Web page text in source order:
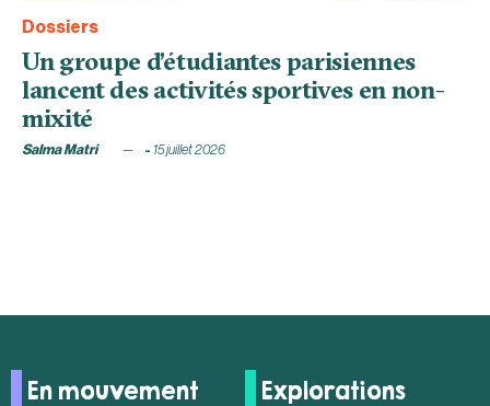
Dossiers
Un groupe d’étudiantes parisiennes
lancent des activités sportives en non-
mixité
Salma Matri 15 juillet 2026
En mouvement Explorations